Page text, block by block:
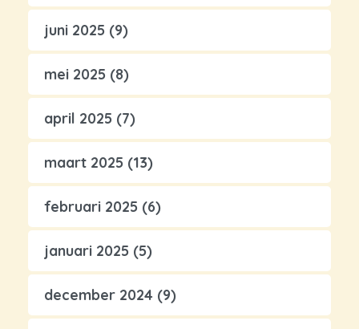
juni 2025 (9)
mei 2025 (8)
april 2025 (7)
maart 2025 (13)
februari 2025 (6)
januari 2025 (5)
december 2024 (9)